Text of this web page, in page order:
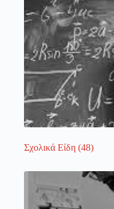
Σχολικά Είδη (48)